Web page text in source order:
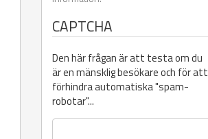
CAPTCHA
Den här frågan är att testa om du
är en mänsklig besökare och för att
förhindra automatiska "spam-
robotar"...